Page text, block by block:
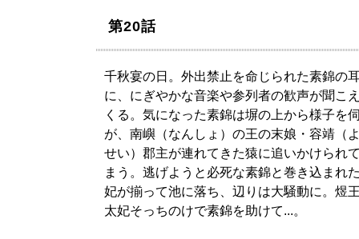
第20話
千秋宴の日。外出禁止を命じられた素錦の
に、にぎやかな音楽や参列者の歓声が聞こ
くる。気になった素錦は塀の上から様子を
が、南嶼（なんしょ）の王の末娘・容靖（
せい）郡主が連れてきた猿に追いかけられ
まう。逃げようと必死な素錦と巻き込まれ
妃が揃って池に落ち、辺りは大騒動に。煜
太妃そっちのけで素錦を助けて...。